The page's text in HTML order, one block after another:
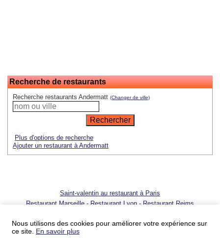
Recherche de restaurants
Recherche restaurants Andermatt (Changer de ville)
Plus d'options de recherche
Ajouter un restaurant à Andermatt
Saint-valentin au restaurant à Paris
Restaurant Marseille - Restaurant Lyon - Restaurant Reims
interdite
Ajouter votre restaurant
Nous utilisons des cookies pour améliorer votre expérience sur
ce site. En savoir plus